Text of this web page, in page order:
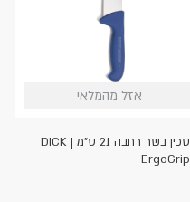
אזל מהמלאי
אזל מהמלאי
סכין בשר רחבה 21 ס"מ DICK |
ErgoGrip